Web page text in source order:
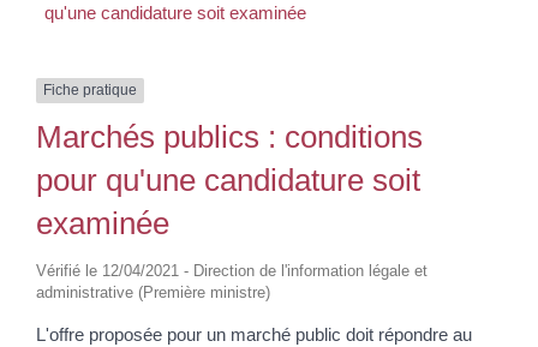
qu'une candidature soit examinée
Fiche pratique
Marchés publics : conditions
pour qu'une candidature soit
examinée
Vérifié le 12/04/2021 - Direction de l'information légale et
administrative (Première ministre)
L'offre proposée pour un marché public doit répondre au